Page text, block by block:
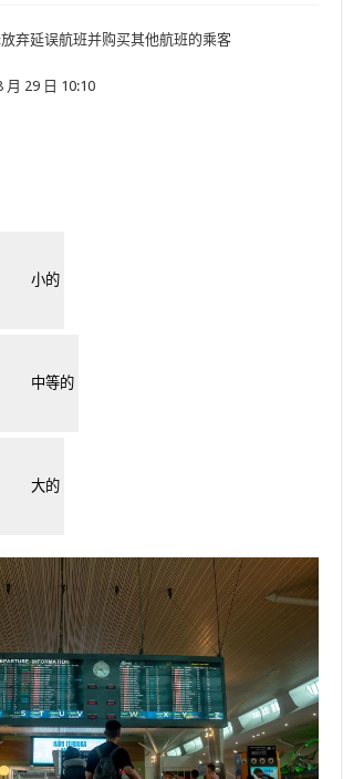
弃延误航班并购买其他航班的乘客
月 29 日 10:10
小的
中等的
大的